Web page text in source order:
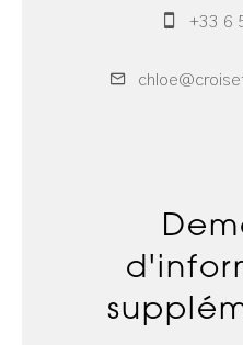
+33 6